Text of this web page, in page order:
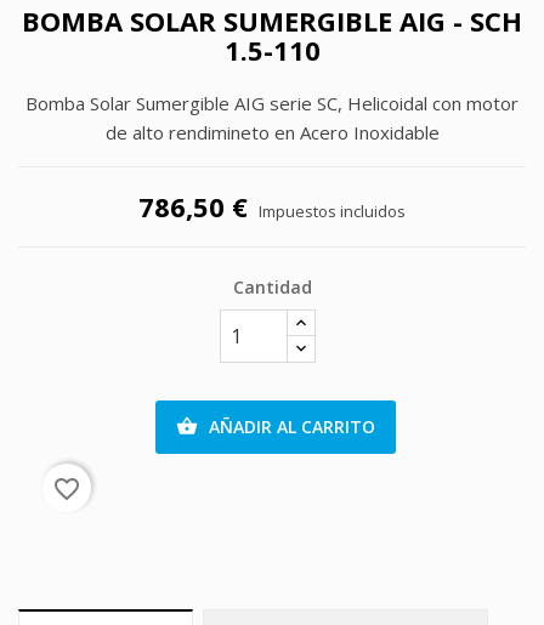
BOMBA SOLAR SUMERGIBLE AIG - SCH
1.5-110
Bomba Solar Sumergible AIG serie SC, Helicoidal con motor
de alto rendimineto en Acero Inoxidable
786,50 € Impuestos incluidos
Cantidad
 AÑADIR AL CARRITO
favorite_border